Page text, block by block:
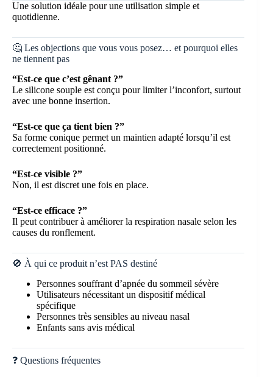
Une solution idéale pour une utilisation simple et
quotidienne.
🤔 Les objections que vous vous posez… et pourquoi elles
ne tiennent pas
“Est-ce que c’est gênant ?”
Le silicone souple est conçu pour limiter l’inconfort, surtout
avec une bonne insertion.
“Est-ce que ça tient bien ?”
Sa forme conique permet un maintien adapté lorsqu’il est
correctement positionné.
“Est-ce visible ?”
Non, il est discret une fois en place.
“Est-ce efficace ?”
Il peut contribuer à améliorer la respiration nasale selon les
causes du ronflement.
🚫 À qui ce produit n’est PAS destiné
Personnes souffrant d’apnée du sommeil sévère
Utilisateurs nécessitant un dispositif médical
spécifique
Personnes très sensibles au niveau nasal
Enfants sans avis médical
❓ Questions fréquentes